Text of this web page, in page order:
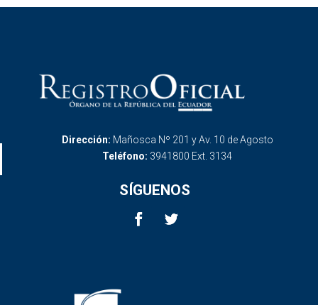
Dirección: Mañosca Nº 201 y Av. 10 de Agosto
Teléfono: 3941800 Ext. 3134
SÍGUENOS